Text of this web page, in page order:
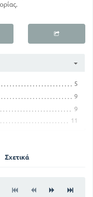
5
9
9
11
44
Σχετικά